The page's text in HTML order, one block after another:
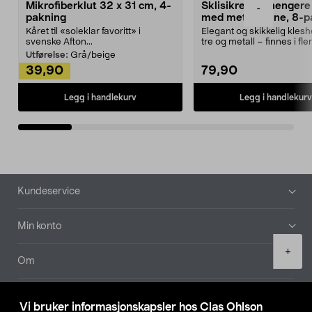
Vi bruker informasjonskapsler hos Clas Ohlson
-
+
Mikrofiberklut 32 x 31 cm, 4-
pakning
Kåret til «soleklar favoritt» i
svenske Afton...
Utførelse: Grå/beige
39,90
Legg i handlekurv
Sklisikre
med metallpinne, 8-
Elegant og skikkelig
tre og metall – finnes i
79,90
Legg i handlekurv
Bunntekst
Kundeservice
Min konto
Om